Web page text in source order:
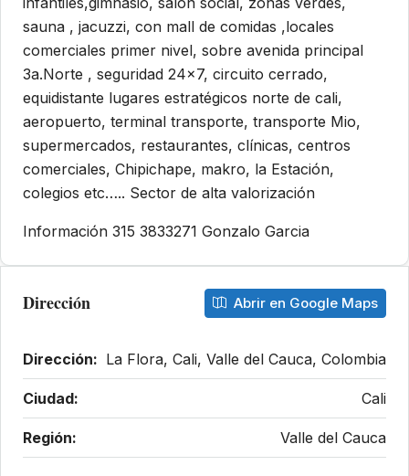
sauna , jacuzzi, con mall de comidas ,locales
comerciales primer nivel, sobre avenida principal
3a.Norte , seguridad 24×7, circuito cerrado,
equidistante lugares estratégicos norte de cali,
aeropuerto, terminal transporte, transporte Mio,
supermercados, restaurantes, clínicas, centros
comerciales, Chipichape, makro, la Estación,
colegios etc….. Sector de alta valorización
Información 315 3833271 Gonzalo Garcia
Dirección Abrir en Google Maps
Dirección: La Flora, Cali, Valle del Cauca, Colombia
Ciudad: Cali
Región: Valle del Cauca